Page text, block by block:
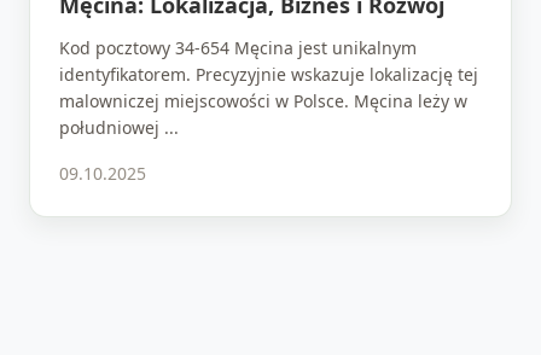
Kod pocztowy 34-654 Męcina jest unikalnym
identyfikatorem. Precyzyjnie wskazuje lokalizację tej
malowniczej miejscowości w Polsce. Męcina leży w
południowej ...
09.10.2025